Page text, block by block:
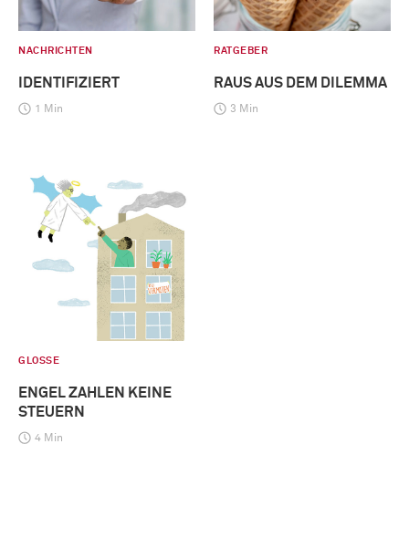
NACHRICHTEN
IDENTIFIZIERT
1 Min
RATGEBER
RAUS AUS DEM DILEMMA
3 Min
GLOSSE
ENGEL ZAHLEN KEINE
STEUERN
4 Min